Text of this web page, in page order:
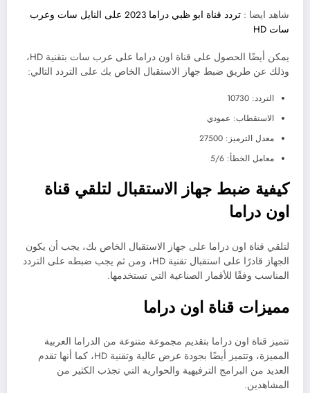
شاهد ايضا :
تردد قناة ابو ظبي دراما 2023 على النايل سات وعرب
سات HD
يمكن أيضًا الحصول على قناة اون دراما على عرب سات بتقنية HD،
وذلك عن طريق ضبط جهاز الاستقبال الخاص بك على التردد التالي:
التردد: 10730
الاستقطاب: عمودي
معدل الترميز: 27500
معامل الخطأ: 5/6
كيفية ضبط جهاز الاستقبال لتلقي قناة
اون دراما
لتلقي قناة اون دراما على جهاز الاستقبال الخاص بك، يجب أن يكون
الجهاز قادرًا على استقبال تقنية HD، ومن ثم يجب ضبطه على التردد
المناسب وفقًا للأقمار الصناعية التي تستخدمها.
مميزات قناة اون دراما
تتميز قناة اون دراما بتقديم مجموعة متنوعة من الدراما العربية
المميزة، وتتميز أيضًا بجودة عرض عالية وتقنية HD، كما أنها تقدم
العديد من البرامج الترفيهية والحوارية التي تجذب الكثير من
المشاهدين.